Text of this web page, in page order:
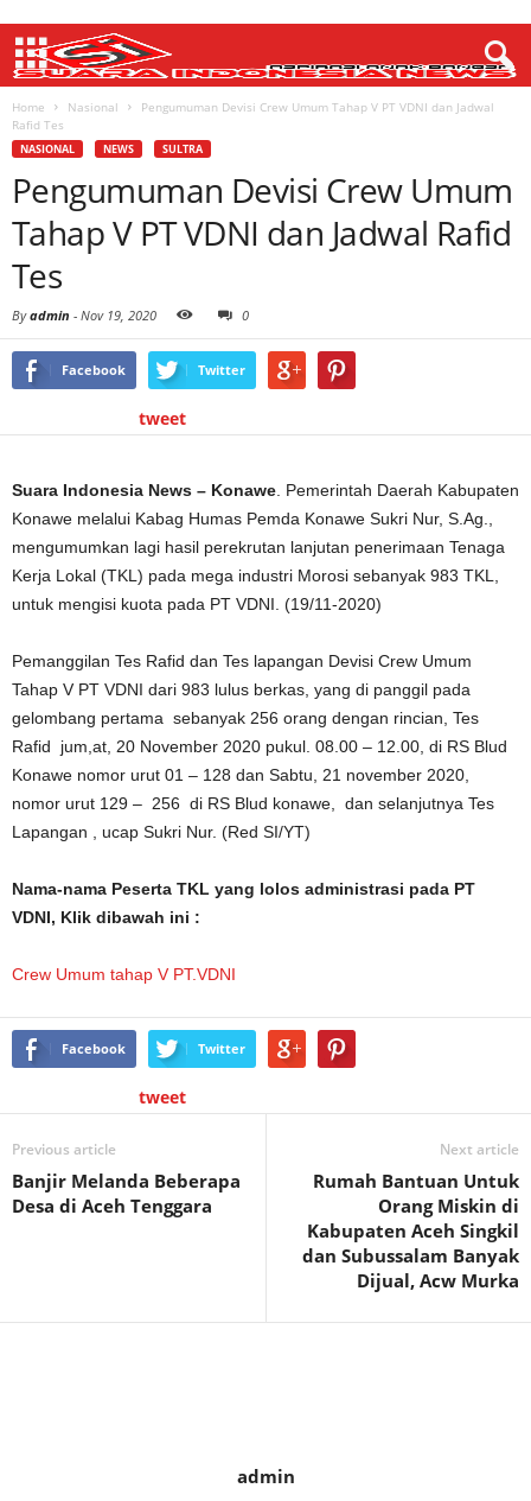
Home Nasional
Pengumuman Devisi Crew Umum Tahap V PT VDNI dan Jadwal
Rafid Tes
NASIONAL NEWS SULTRA
Pengumuman Devisi Crew Umum
Tahap V PT VDNI dan Jadwal Rafid
Tes
Byadmin - Nov 19, 2020 0
Facebook Twitter
tweet
Suara Indonesia News – Konawe . Pemerintah Daerah Kabupaten
Konawe melalui Kabag Humas Pemda Konawe Sukri Nur, S.Ag.,
mengumumkan lagi hasil perekrutan lanjutan penerimaan Tenaga
Kerja Lokal (TKL) pada mega industri Morosi sebanyak 983 TKL,
untuk mengisi kuota pada PT VDNI. (19/11-2020)
Pemanggilan Tes Rafid dan Tes lapangan Devisi Crew Umum
Tahap V PT VDNI dari 983 lulus berkas, yang di panggil pada
gelombang pertama sebanyak 256 orang dengan rincian, Tes
Rafid jum,at, 20 November 2020 pukul. 08.00 – 12.00, di RS Blud
Konawe nomor urut 01 – 128 dan Sabtu, 21 november 2020,
nomor urut 129 – 256 di RS Blud konawe, dan selanjutnya Tes
Lapangan , ucap Sukri Nur. (Red SI/YT)
Nama-nama Peserta TKL yang lolos administrasi pada PT
VDNI, Klik dibawah ini :
Crew Umum tahap V PT.VDNI
Facebook Twitter
tweet
Previous article
Banjir Melanda Beberapa
Desa di Aceh Tenggara
Next article
Rumah Bantuan Untuk
Orang Miskin di
Kabupaten Aceh Singkil
dan Subussalam Banyak
Dijual, Acw Murka
admin